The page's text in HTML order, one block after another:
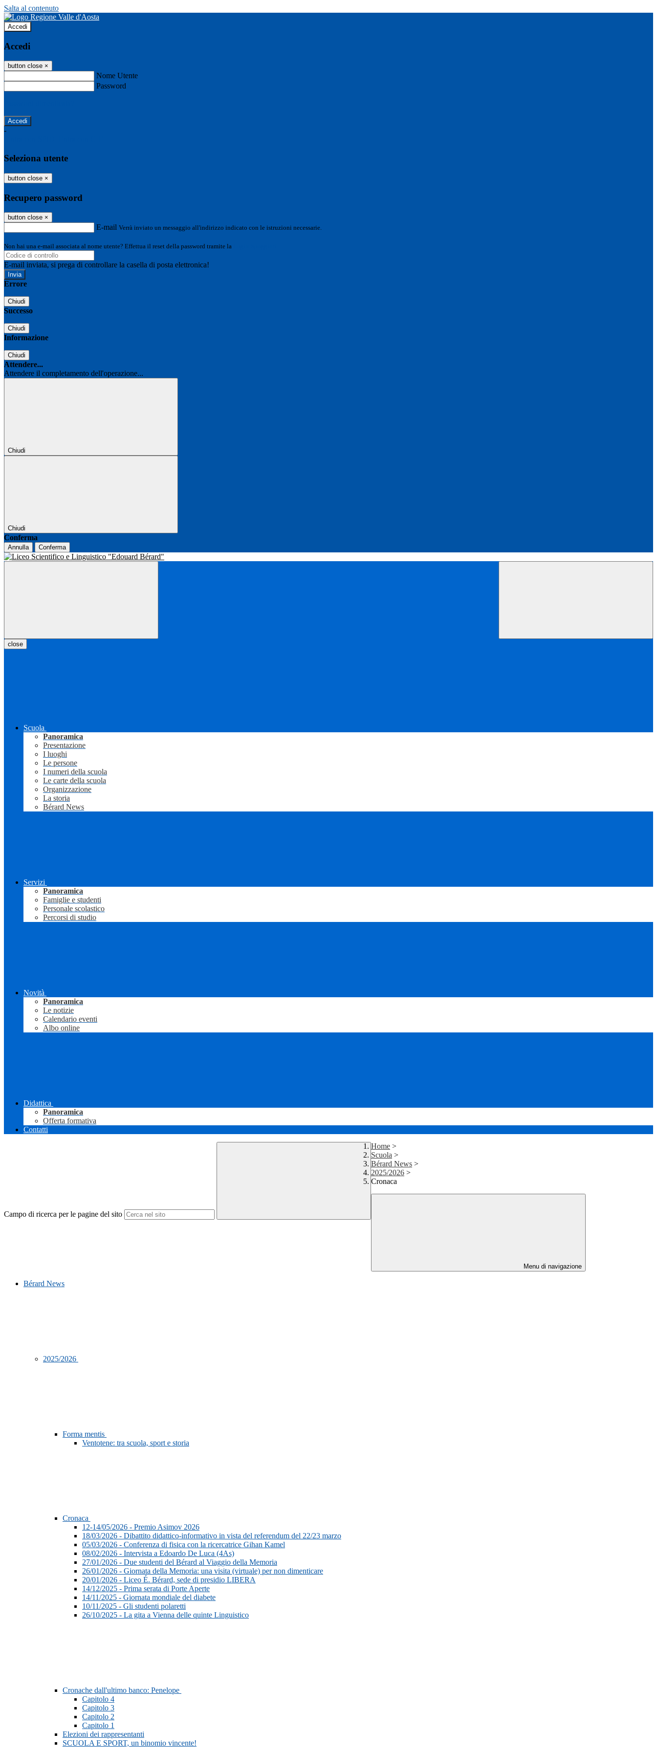
Salta al contenuto
Accedi
Accedi
button close ×
Nome Utente
Password
-
Seleziona utente
button close ×
Recupero password
button close ×
E-mail Verrà inviato un messaggio all'indirizzo indicato con le istruzioni necessarie.
Non hai una e-mail associata al nome utente? Effettua il reset della password tramite la
E-mail inviata, si prega di controllare la casella di posta elettronica!
Errore
Chiudi
Successo
Chiudi
Informazione
Chiudi
Attendere...
Attendere il completamento dell'operazione...
Chiudi
Chiudi
Conferma
Annulla Conferma
close
Scuola
Panoramica
Presentazione
I luoghi
Le persone
I numeri della scuola
Le carte della scuola
Organizzazione
La storia
Bérard News
Servizi
Panoramica
Famiglie e studenti
Personale scolastico
Percorsi di studio
Novità
Panoramica
Le notizie
Calendario eventi
Albo online
Didattica
Panoramica
Offerta formativa
Contatti
Campo di ricerca per le pagine del sito
Home >
Scuola >
Bérard News >
2025/2026 >
Cronaca
Menu di navigazione
Bérard News
2025/2026
Forma mentis
Ventotene: tra scuola, sport e storia
Cronaca
12-14/05/2026 - Premio Asimov 2026
18/03/2026 - Dibattito didattico-informativo in vista del referendum del 22/23 marzo
05/03/2026 - Conferenza di fisica con la ricercatrice Gihan Kamel
08/02/2026 - Intervista a Edoardo De Luca (4As)
27/01/2026 - Due studenti del Bérard al Viaggio della Memoria
26/01/2026 - Giornata della Memoria: una visita (virtuale) per non dimenticare
20/01/2026 - Liceo É. Bérard, sede di presidio LIBERA
14/12/2025 - Prima serata di Porte Aperte
14/11/2025 - Giornata mondiale del diabete
10/11/2025 - Gli studenti polaretti
26/10/2025 - La gita a Vienna delle quinte Linguistico
Cronache dall'ultimo banco: Penelope
Capitolo 4
Capitolo 3
Capitolo 2
Capitolo 1
Elezioni dei rappresentanti
SCUOLA E SPORT, un binomio vincente!